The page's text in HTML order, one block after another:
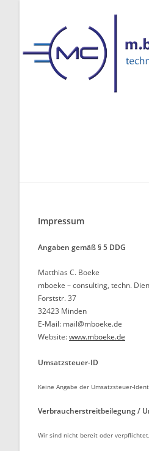
Impressum
Angaben gemäß § 5 DDG
Matthias C. Boeke
mboeke – consulting, techn.
Forststr. 37
32423 Minden
E-Mail: mail@mboeke.de
Website:www.mboeke.de
Umsatzsteuer-ID
Keine Angabe der Umsatzsteuer-
Verbraucherstreitbeilegung /
Wir sind nicht bereit oder